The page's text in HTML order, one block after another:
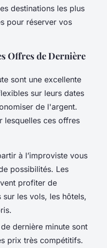
destinations les plus
pour réserver vos
Offres de Dernière
sont une excellente
sur leurs dates
de l'argent.
lesquelles ces offres
à l’improviste vous
possibilités. Les
profiter de
les vols, les hôtels,
dernière minute sont
prix très compétitifs.